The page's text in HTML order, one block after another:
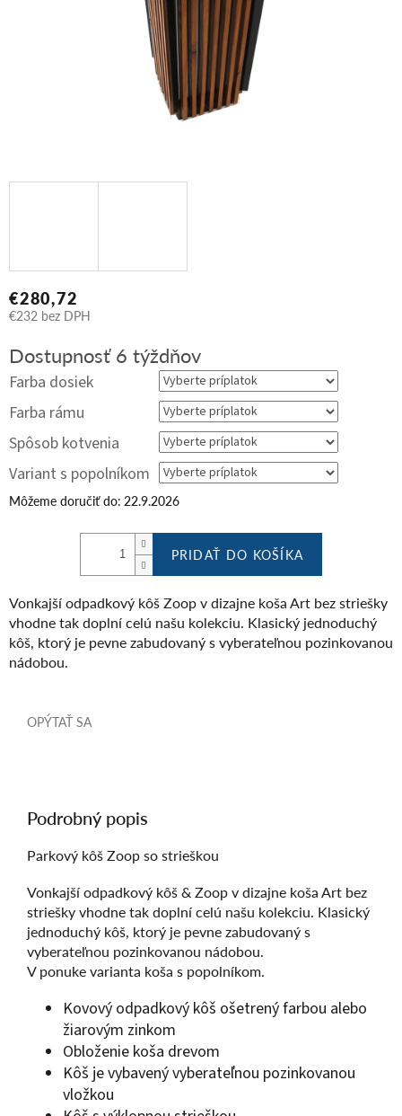
€280,72
€232 bez DPH
cena:
Dostupnosť 6 týždňov
Farba dosiek
Farba rámu
Spôsob kotvenia
Variant s popolníkom
Môžeme doručiť do: 22.9.2026
PRIDAŤ DO KOŠÍKA
Vonkajší odpadkový kôš Zoop v dizajne koša Art bez striešky
vhodne tak doplní celú našu kolekciu. Klasický jednoduchý
kôš, ktorý je pevne zabudovaný s vyberateľnou pozinkovanou
nádobou.
OPÝTAŤ SA
Podrobný popis
Parkový kôš Zoop so strieškou
Vonkajší odpadkový kôš & Zoop v dizajne koša Art bez
striešky vhodne tak doplní celú našu kolekciu. Klasický
jednoduchý kôš, ktorý je pevne zabudovaný s
vyberateľnou pozinkovanou nádobou.
V ponuke varianta koša s popolníkom.
Kovový odpadkový kôš ošetrený farbou alebo
žiarovým zinkom
Obloženie koša drevom
Kôš je vybavený vyberateľnou pozinkovanou
vložkou